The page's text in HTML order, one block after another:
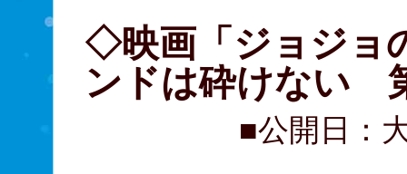
◇映画「ジョジョ
ンドは砕けない
■公開日：